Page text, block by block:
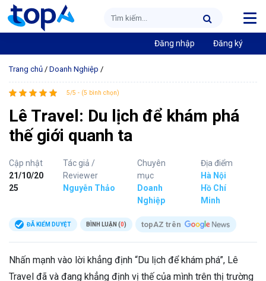
Đăng nhập Đăng ký
Trang chủ / Doanh Nghiệp /
5/5 - (5 bình chọn)
Lê Travel: Du lịch để khám phá
thế giới quanh ta
Cập nhật
21/10/20
25
Tác giả /
Reviewer
Nguyễn Thảo
Chuyên
mục
Doanh
Nghiệp
Địa điểm
Hà Nội
Hồ Chí
Minh
ĐÃ KIỂM DUYỆT BÌNH LUẬN (0) topAZ trên
Nhấn mạnh vào lời khẳng định “Du lịch để khám phá”, Lê
Travel đã và đang khẳng định vị thế của mình trên thị trường